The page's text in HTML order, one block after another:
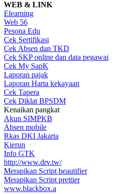
WEB & LINK
Elearning
Web 56
Pesona Edu
Cek Sertifikasi
Cek Absen dan TKD
Cek SKP online dan data pegawai
Cek My SapK
Laporan pajak
Laporan Harta kekayaan
Cek Tapera
Cek Diklat BPSDM
Kenaikan pangkat
Akun SIMPKB
Absen mobile
Rkas DKI Jakarta
Kierun
Info GTK
http://www.drv.tw/
Merapikan Script beautifier
Merapikan Script prettier
www.blackbox.a